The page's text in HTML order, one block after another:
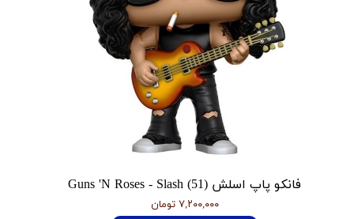
فانکو پاپ اسلش Guns 'N Roses - Slash (51)
۷,۲۰۰,۰۰۰ تومان